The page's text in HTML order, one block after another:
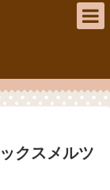
クスメルツ